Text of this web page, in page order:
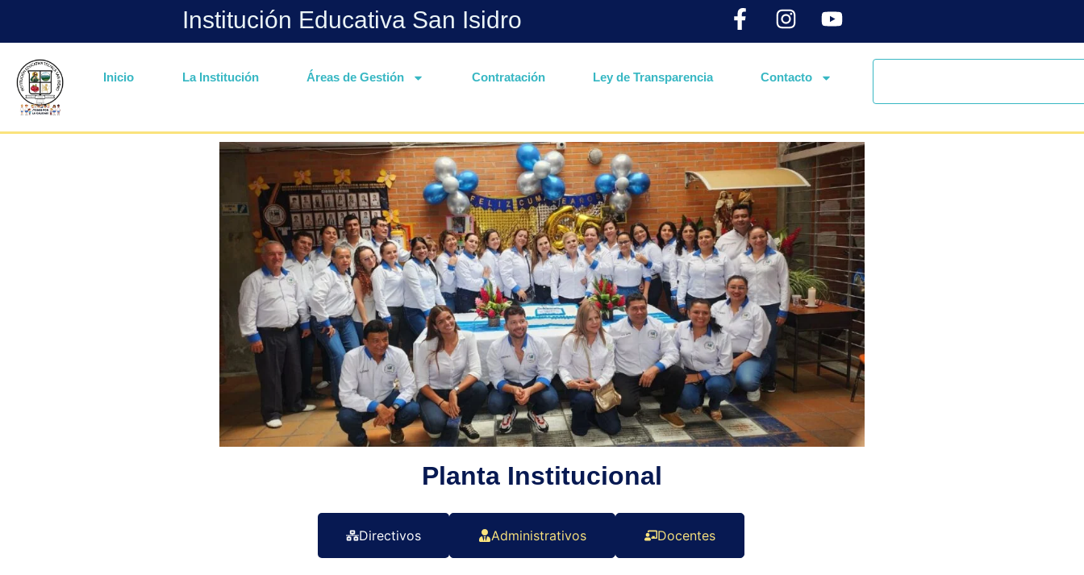
Institución Educativa San Isidro
Inicio La Institución Áreas de Gestión Contratación Ley de Transparencia Contacto
Planta Institucional
Directivos Administrativos Docentes